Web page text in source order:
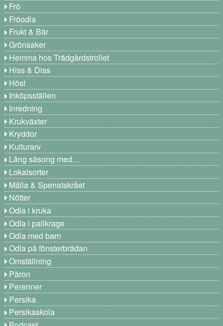
Frö
Fröodla
Frukt & Bär
Grönsaker
Hemma hos Trädgårdstrollet
Hiss & Diss
Höst
Inköpsställen
Inredning
Krukväxter
Kryddor
Kulturarv
Lång säsong med…
Lokalsorter
Målla & Spenatskrået
Nötter
Odla i kruka
Odla i pallkrage
Odla med barn
Odla på fönsterbrädan
Omställning
Päron
Perenner
Persika
Persikaskola